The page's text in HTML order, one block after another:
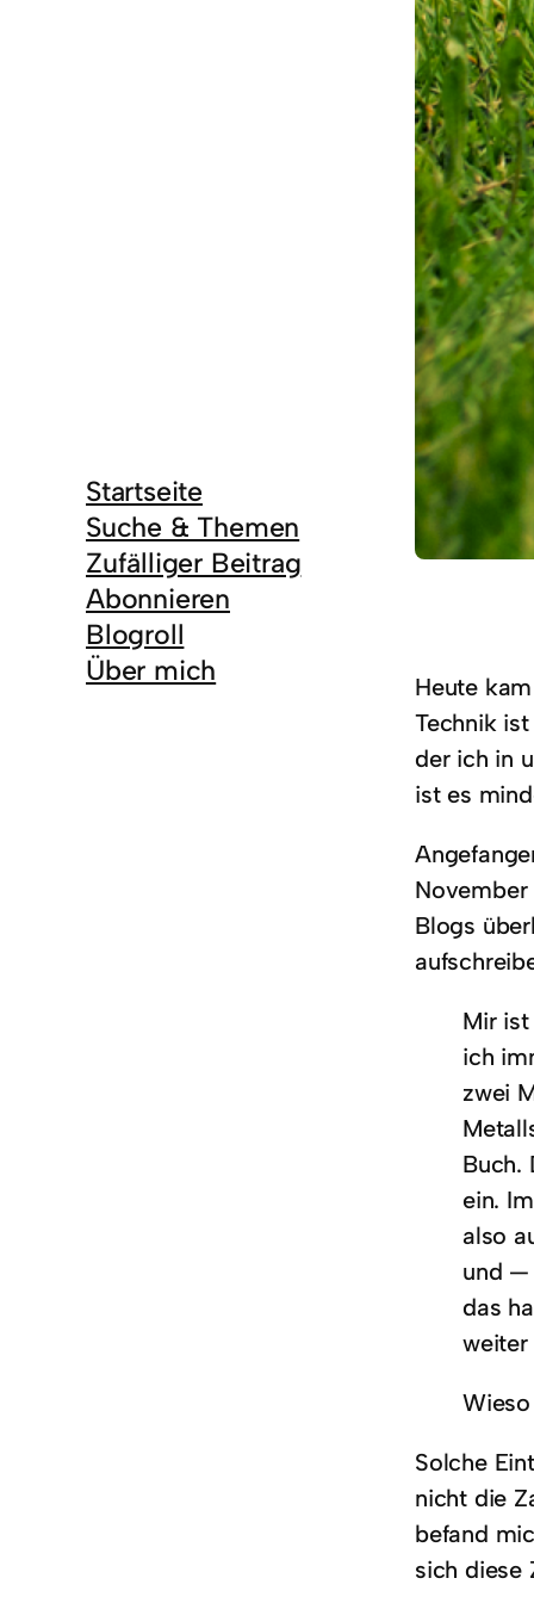
Startseite
Suche & Themen
Zufälliger Beitrag
Abonnieren
Blogroll
Über mich
Heute
Technik
der ich in
ist es
Blogs
Mir ist
ich
zwei
Buch.
ein.
also
und —
das
weiter
Solche
nicht die
befand
sich diese